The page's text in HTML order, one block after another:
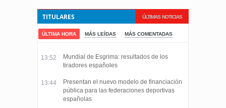
ÚLTIMAS NOTICIAS
TITULARES
ÚLTIMA HORA MÁS LEÍDAS MÁS COMENTADAS
13:52
Mundial de Esgrima: resultados de los
tiradores españoles
13:44
Presentan el nuevo modelo de financiación
pública para las federaciones deportivas
españolas